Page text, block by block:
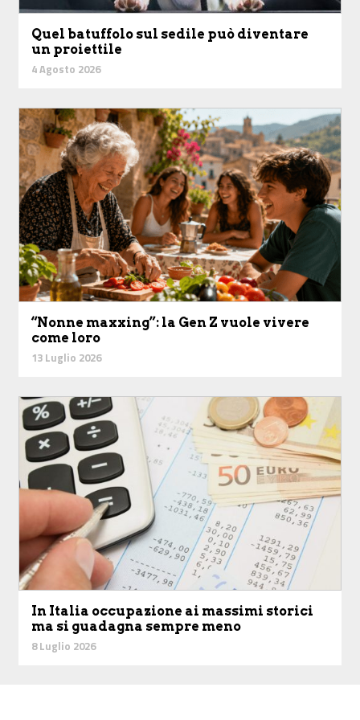
Quel batuffolo sul sedile può diventare
un proiettile
4 Agosto 2026
“Nonne maxxing”: la Gen Z vuole vivere
come loro
13 Luglio 2026
In Italia occupazione ai massimi storici
ma si guadagna sempre meno
8 Luglio 2026